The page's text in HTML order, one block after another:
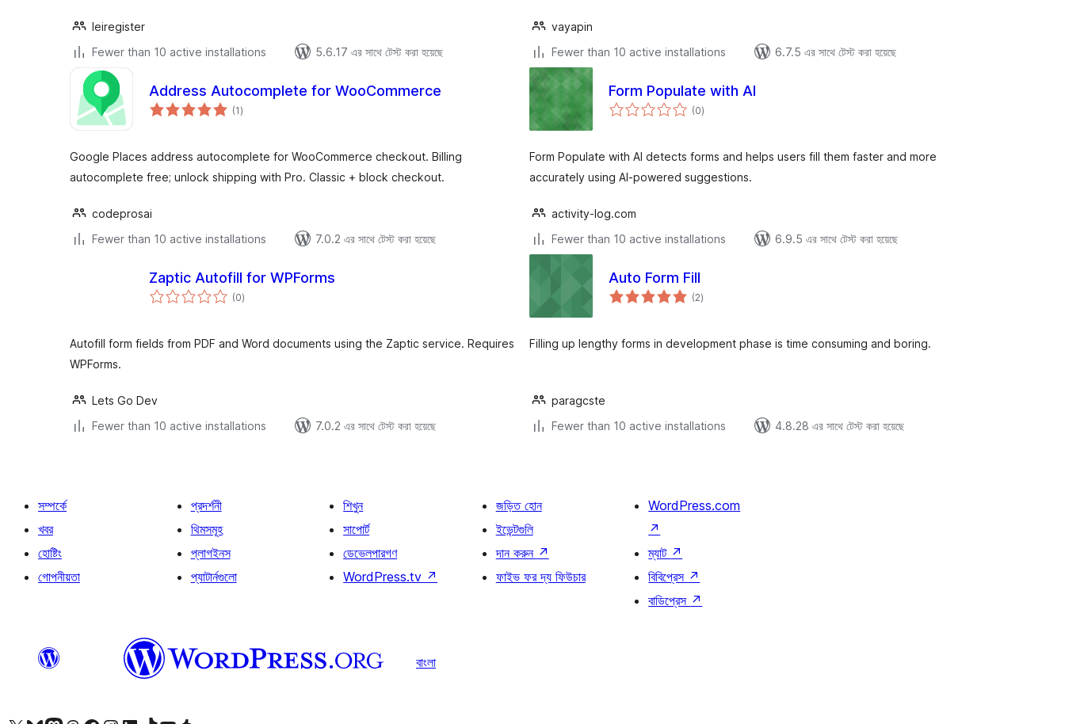
leiregister
Fewer than 10 active installations
5.6.17 এর সাথে টেস্ট করা হয়েছে
vayapin
Fewer than 10 active installations
6.7.5 এর সাথে টেস্ট করা হয়েছে
Address Autocomplete for WooCommerce
(1total
ratings
)
Google Places address autocomplete for WooCommerce checkout. Billing
autocomplete free; unlock shipping with Pro. Classic + block checkout.
codeprosai
Fewer than 10 active installations
7.0.2 এর সাথে টেস্ট করা হয়েছে
Form Populate with AI
(0total
ratings
)
Form Populate with AI detects forms and helps users fill them faster and more
accurately using AI-powered suggestions.
activity-log.com
Fewer than 10 active installations
6.9.5 এর সাথে টেস্ট করা হয়েছে
Zaptic Autofill for WPForms
(0total
ratings
)
Autofill form fields from PDF and Word documents using the Zaptic service. Requires
WPForms.
Lets Go Dev
Fewer than 10 active installations
7.0.2 এর সাথে টেস্ট করা হয়েছে
Auto Form Fill
(2total
ratings
)
Filling up lengthy forms in development phase is time consuming and boring.
paragcste
Fewer than 10 active installations
4.8.28 এর সাথে টেস্ট করা হয়েছে
সম্পর্কে
খবর
হোষ্টিং
গোপনীয়তা
প্রদর্শনী
থিমসমূহ
প্লাগইনস
প্যাটার্নগুলো
শিখুন
সাপোর্ট
ডেভেলপারগণ
WordPress.tv ↗
জড়িত হোন
ইভেন্টগুলি
দান করুন ↗
ফাইভ ফর দ্য ফিউচার
WordPress.com
↗
ম্যাট ↗
বিবিপ্রেস ↗
বাডিপ্রেস ↗
বাংলা